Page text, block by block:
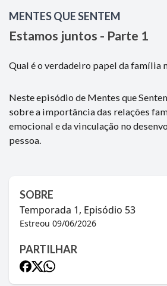
MENTES QUE SENTEM
Estamos juntos - Parte 1
Qual é o verdadeiro papel da família
Neste episódio de Mentes que
sobre a importância das relações
emocional e da vinculação no
pessoa.
SOBRE
Temporada 1, Episódio 53
Estreou 09/06/2026
PARTILHAR